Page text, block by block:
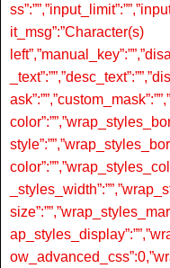
it_msg”:”Character(s)